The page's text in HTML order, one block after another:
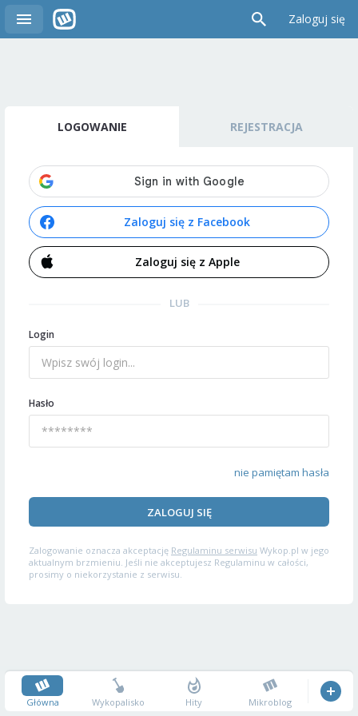
Zaloguj się
LOGOWANIE REJESTRACJA
Zaloguj się z Facebook
Zaloguj się z Apple
LUB
Login
Hasło
nie pamiętam hasła
ZALOGUJ SIĘ
Zalogowanie oznacza akceptację Regulaminu serwisu Wykop.pl w jego
aktualnym brzmieniu. Jeśli nie akceptujesz Regulaminu w całości,
prosimy o niekorzystanie z serwisu.
Główna Wykopalisko Hity Mikroblog